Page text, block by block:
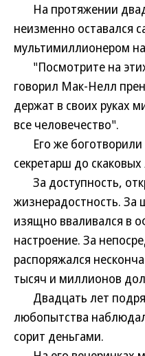
На протяжении
неизменно оставался
мультимиллионером
"Посмотрите на
говорил Мак-Нелл
держат в своих руках
все человечество".
Его же боготворили
секретарш до
За доступность,
жизнерадостность. За
изящно вваливался в
настроение. За
распоряжался
тысяч и миллионов
Двадцать лет
любопытства
сорит деньгами.